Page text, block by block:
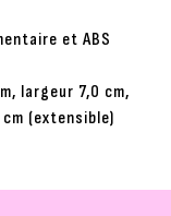
et ABS
largeur 7,0 cm,
(extensible)